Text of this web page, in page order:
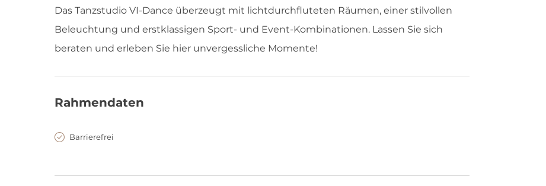
Das Tanzstudio VI-Dance überzeugt mit lichtdurchfluteten Räumen, einer stilvollen
Beleuchtung und erstklassigen Sport- und Event-Kombinationen. Lassen Sie sich
beraten und erleben Sie hier unvergessliche Momente!
Rahmendaten
Barrierefrei